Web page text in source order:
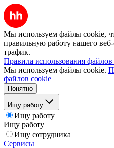
Мы используем файлы cookie,
правильную работу нашего веб-
трафик.
Правила использования файлов
Мы используем файлы cookie.
файлов cookie
Понятно
Ищу работу
Ищу работу
Ищу работу
Ищу сотрудника
Сервисы